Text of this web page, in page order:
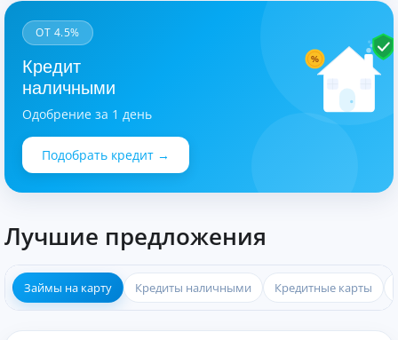
%
ОТ 4.5%
Кредит
наличными
Одобрение за 1 день
Подобрать кредит →
Лучшие предложения
Займы на карту Кредиты наличными Кредитные карты